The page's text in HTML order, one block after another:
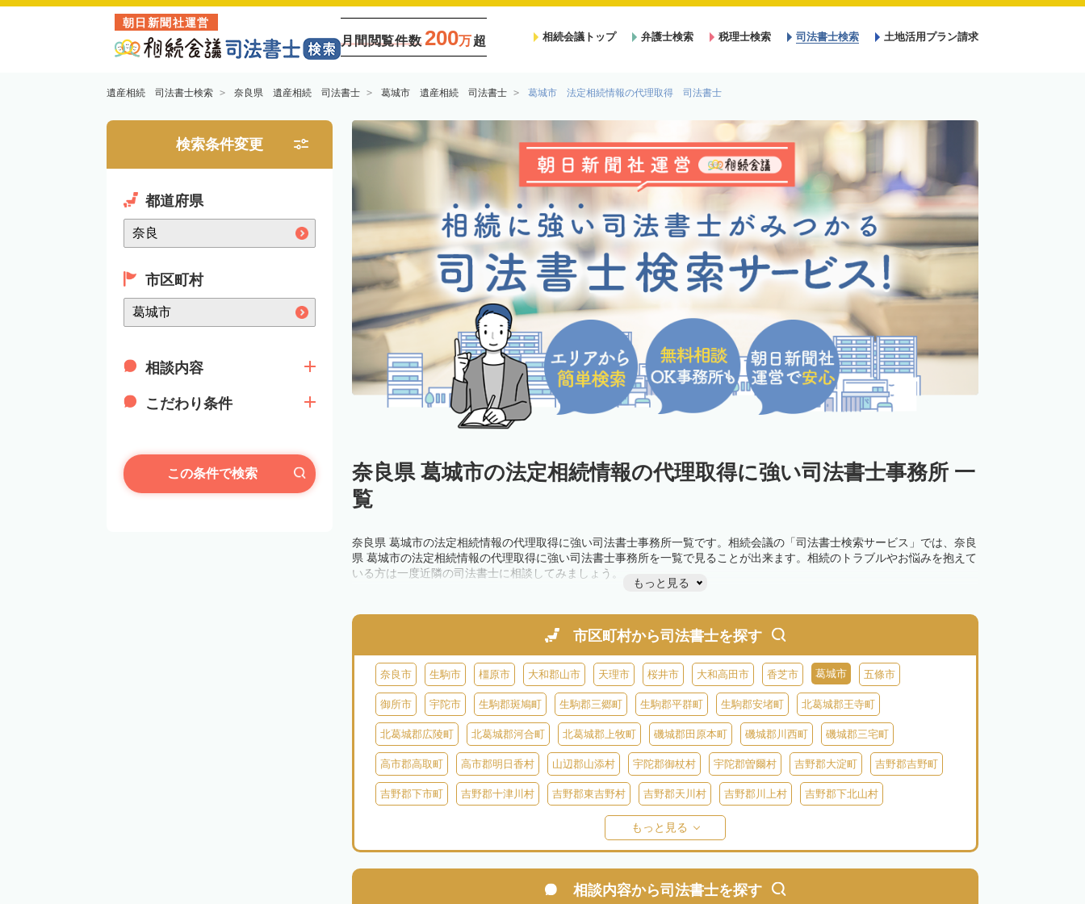
朝日新聞社運営
月間閲覧件数 200万超 相続会議トップ 弁護士検索 税理士検索 司法書士検索 土地活用プラン請求
遺産相続 司法書士検索 奈良県 遺産相続 司法書士 葛城市 遺産相続 司法書士 葛城市 法定相続情報の代理取得 司法書士
検索条件変更
都道府県
市区町村
相談内容
こだわり条件
この条件で検索
奈良県 葛城市の法定相続情報の代理取得に強い司法書士事務所 一
覧
奈良県 葛城市の法定相続情報の代理取得に強い司法書士事務所一覧です。相続会議の「司法書士検索サービス」では、奈良
県 葛城市の法定相続情報の代理取得に強い司法書士事務所を一覧で見ることが出来ます。相続のトラブルやお悩みを抱えて
いる方は一度近隣の司法書士に相談してみましょう。
もっと見る
市区町村から司法書士を探す
奈良市 生駒市 橿原市 大和郡山市 天理市 桜井市 大和高田市 香芝市 葛城市 五條市
御所市 宇陀市 生駒郡斑鳩町 生駒郡三郷町 生駒郡平群町 生駒郡安堵町 北葛城郡王寺町
北葛城郡広陵町 北葛城郡河合町 北葛城郡上牧町 磯城郡田原本町 磯城郡川西町 磯城郡三宅町
高市郡高取町 高市郡明日香村 山辺郡山添村 宇陀郡御杖村 宇陀郡曽爾村 吉野郡大淀町 吉野郡吉野町
吉野郡下市町 吉野郡十津川村 吉野郡東吉野村 吉野郡天川村 吉野郡川上村 吉野郡下北山村
もっと見る
相談内容から司法書士を探す